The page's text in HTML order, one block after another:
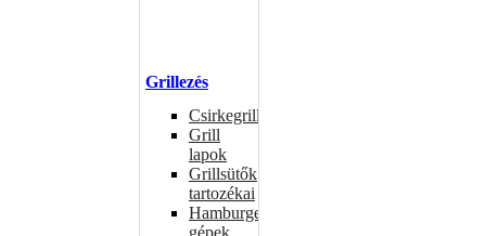
Grillezés
Csirkegrillek
Grill
lapok
Grillsütők
tartozékai
Hamburgerformázó
gépek